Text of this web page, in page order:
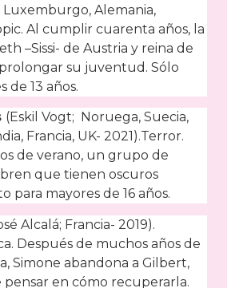
Alemania,
Al cumplir cuarenta años, la
–Sissi- de Austria y reina de
su juventud. Sólo
de 13 años.
(Eskil Vogt; Noruega, Suecia,
Francia, UK- 2021).Terror.
de verano, un grupo de
que tienen oscuros
para mayores de 16 años.
Alcalá; Francia- 2019).
Después de muchos años de
Simone abandona a Gilbert,
en cómo recuperarla.